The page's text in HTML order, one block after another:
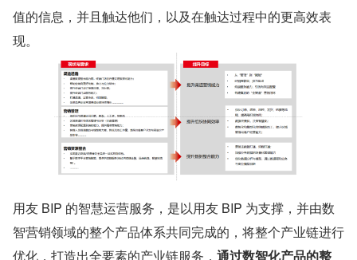
值的信息，并且触达他们，以及在触达过程中的更高效表
现。
用友 BIP 的智慧运营服务，是以用友 BIP 为支撑，并由数
智营销领域的整个产品体系共同完成的，将整个产业链进行
优化，打造出全要素的产业链服务， 通过数智化产品的整